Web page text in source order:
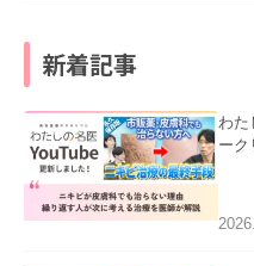
新着記事
わた
ーク
まし